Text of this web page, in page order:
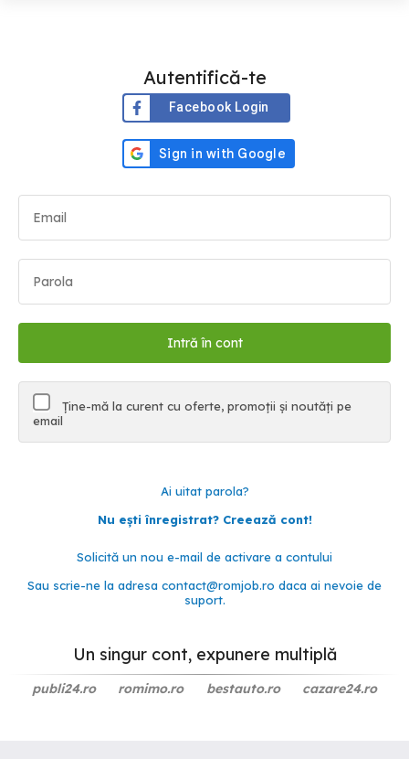
Autentifică-te
Facebook Login
Ține-mă la curent cu oferte, promoții și noutăți pe
email
Ai uitat parola?
Nu ești înregistrat? Creează cont!
Solicită un nou e-mail de activare a contului
Sau scrie-ne la adresa contact@romjob.ro daca ai nevoie de
suport.
Un singur cont, expunere multiplă
publi24.ro romimo.ro bestauto.ro cazare24.ro